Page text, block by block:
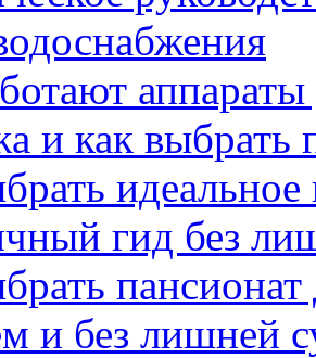
и как выбрать
гид без
и без лишней